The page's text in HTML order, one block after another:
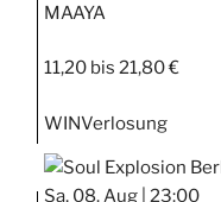
MAAYA
11,20 bis 21,80 €
WINVerlosung
Sa, 08. Aug | 23:00